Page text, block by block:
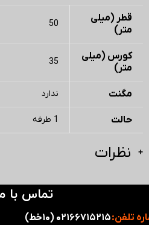
قطر (میلی
متر)
50
کورس (میلی
متر)
35
مگنت ندارد
حالت 1 طرفه
نظرات
تماس با
تلفن: